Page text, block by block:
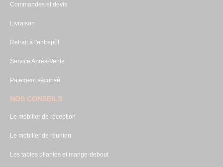
Commandes et devis
Livraison
Retrait à l'entrepôt
Service Après-Vente
Paiement sécurisé
NOS CONSEILS
Le mobilier de réception
Le mobilier de réunion
Les tables pliantes et mange-debout